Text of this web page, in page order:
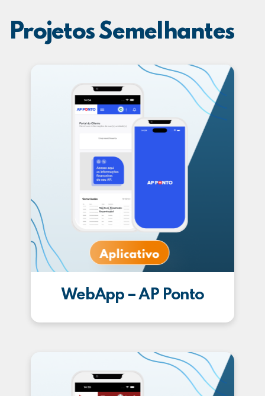
Projetos Semelhantes
WebApp – AP Ponto